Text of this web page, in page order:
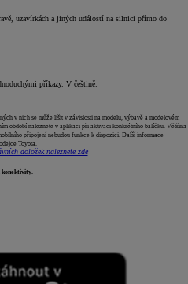
uzavírkách a jiných událostí na silnici přímo do
příkazy. V češtině.
v nich se může lišit v závislosti na modelu, výbavě a modelovém
období naleznete v aplikaci při aktivaci konkrétního balíčku. Většina
připojení nebudou funkce k dispozici. Další informace
Toyota.
doložek naleznete zde
konektivity.